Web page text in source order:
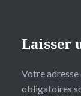
Laisser
Votre adresse
obligatoires